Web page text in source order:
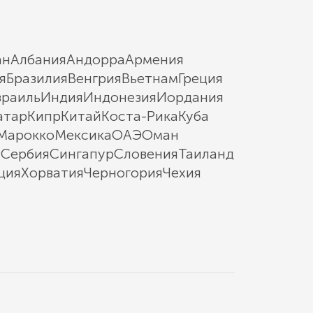
АлбанияАндорраАрмения
БразилияВенгрияВьетнамГреция
ИндияИндонезияИордания
КипрКитайКоста-РикаКуба
МексикаОАЭОман
СербияСингапурСловенияТаиланд
ХорватияЧерногорияЧехия